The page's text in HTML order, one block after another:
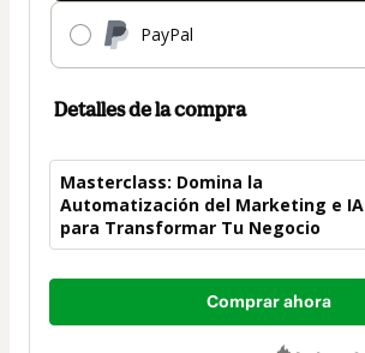
PayPal
Detalles de la compra
Masterclass: Domina la
Automatización del Marketing e IA
para Transformar Tu Negocio
Total
17,00 US$
Comprar ahora